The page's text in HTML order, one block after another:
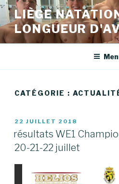
Aller
au
contenu
principal
LIÈGE
LONGUEUR
CATÉGORIE :
PUBLIÉ
LE
22 JUILLET 2018
résultats WE1
20-21-22 juillet